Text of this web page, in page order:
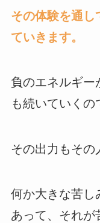
その体験を通し
ていきます。
負のエネルギー
も続いていくの
その出力もその
何か大きな苦し
あって、それが